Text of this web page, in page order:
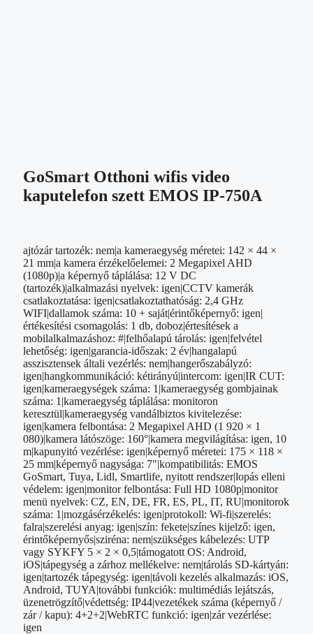
GoSmart Otthoni wifis video
kaputelefon szett EMOS IP-750A
ajtózár tartozék: nem|a kameraegység méretei: 142 × 44 ×
21 mm|a kamera érzékelőelemei: 2 Megapixel AHD
(1080p)|a képernyő táplálása: 12 V DC
(tartozék)|alkalmazási nyelvek: igen|CCTV kamerák
csatlakoztatása: igen|csatlakoztathatóság: 2,4 GHz
WIFI|dallamok száma: 10 + saját|érintőképernyő: igen|
értékesítési csomagolás: 1 db, doboz|értesítések a
mobilalkalmazáshoz: #|felhőalapú tárolás: igen|felvétel
lehetőség: igen|garancia-időszak: 2 év|hangalapú
asszisztensek általi vezérlés: nem|hangerőszabályzó:
igen|hangkommunikáció: kétirányú|intercom: igen|IR CUT:
igen|kameraegységek száma: 1|kameraegység gombjainak
száma: 1|kameraegység táplálása: monitoron
keresztül|kameraegység vandálbiztos kivitelezése:
igen|kamera felbontása: 2 Megapixel AHD (1 920 × 1
080)|kamera látószöge: 160°|kamera megvilágítása: igen, 10
m|kapunyitó vezérlése: igen|képernyő méretei: 175 × 118 ×
25 mm|képernyő nagysága: 7"|kompatibilitás: EMOS
GoSmart, Tuya, Lidl, Smartlife, nyitott rendszer|lopás elleni
védelem: igen|monitor felbontása: Full HD 1080p|monitor
menü nyelvek: CZ, EN, DE, FR, ES, PL, IT, RU|monitorok
száma: 1|mozgásérzékelés: igen|protokoll: Wi-fi|szerelés:
falra|szerelési anyag: igen|szín: fekete|színes kijelző: igen,
érintőképernyős|sziréna: nem|szükséges kábelezés: UTP
vagy SYKFY 5 × 2 × 0,5|támogatott OS: Android,
iOS|tápegység a zárhoz mellékelve: nem|tárolás SD-kártyán:
igen|tartozék tápegység: igen|távoli kezelés alkalmazás: iOS,
Android, TUYA|további funkciók: multimédiás lejátszás,
üzenetrögzítő|védettség: IP44|vezetékek száma (képernyő /
zár / kapu): 4+2+2|WebRTC funkció: igen|zár vezérlése:
igen